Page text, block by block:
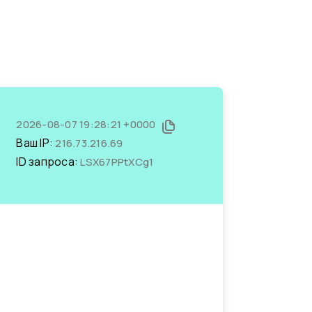
2026-08-07 19:28:21 +0000
Ваш IP:216.73.216.69
ID запроса:LSX67PPtXCg1